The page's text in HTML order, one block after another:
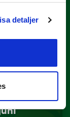
detaljer